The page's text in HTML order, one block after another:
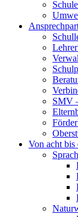
SMV
Von acht bis